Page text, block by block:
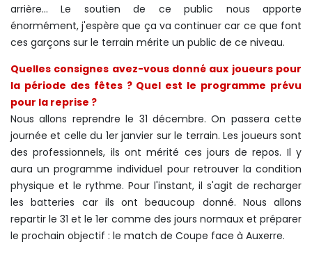
arrière... Le soutien de ce public nous apporte
énormément, j'espère que ça va continuer car ce que font
ces garçons sur le terrain mérite un public de ce niveau.
Quelles consignes avez-vous donné aux joueurs pour
la période des fêtes ? Quel est le programme prévu
pour la reprise ?
Nous allons reprendre le 31 décembre. On passera cette
journée et celle du 1er janvier sur le terrain. Les joueurs sont
des professionnels, ils ont mérité ces jours de repos. Il y
aura un programme individuel pour retrouver la condition
physique et le rythme. Pour l'instant, il s'agit de recharger
les batteries car ils ont beaucoup donné. Nous allons
repartir le 31 et le 1er comme des jours normaux et préparer
le prochain objectif : le match de Coupe face à Auxerre.